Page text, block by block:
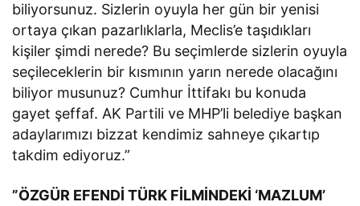
biliyorsunuz. Sizlerin oyuyla her gün bir yenisi
ortaya çıkan pazarlıklarla, Meclis’e taşıdıkları
kişiler şimdi nerede? Bu seçimlerde sizlerin oyuyla
seçileceklerin bir kısmının yarın nerede olacağını
biliyor musunuz? Cumhur İttifakı bu konuda
gayet şeffaf. AK Partili ve MHP’li belediye başkan
adaylarımızı bizzat kendimiz sahneye çıkartıp
takdim ediyoruz.”
”ÖZGÜR EFENDİ TÜRK FİLMİNDEKİ ‘MAZLUM’